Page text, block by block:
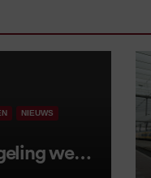
NIEUWS
weer
kleine